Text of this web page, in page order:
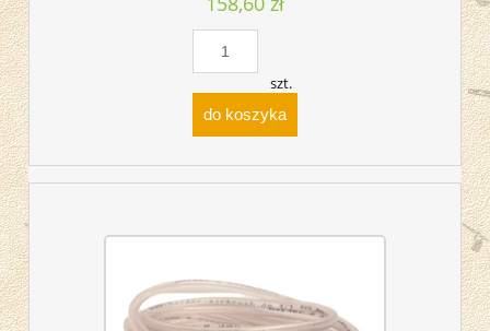
szt.
do koszyka